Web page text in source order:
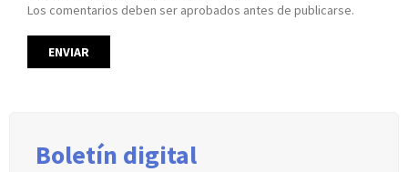
Los comentarios deben ser aprobados antes de publicarse.
Boletín digital